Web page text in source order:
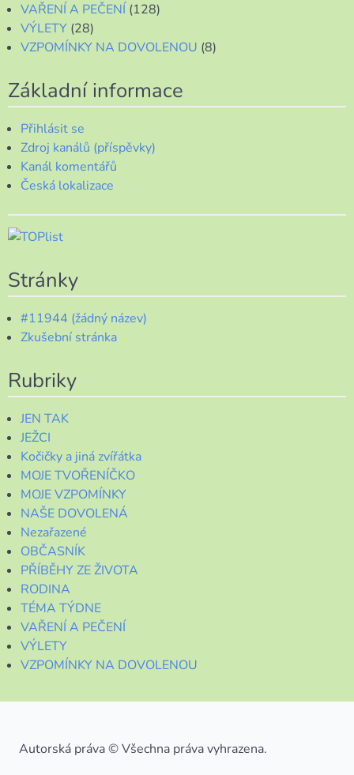
VAŘENÍ A PEČENÍ (128)
VÝLETY (28)
VZPOMÍNKY NA DOVOLENOU (8)
Základní informace
Přihlásit se
Zdroj kanálů (příspěvky)
Kanál komentářů
Česká lokalizace
Stránky
#11944 (žádný název)
Zkušební stránka
Rubriky
JEN TAK
JEŽCI
Kočičky a jiná zvířátka
MOJE TVOŘENÍČKO
MOJE VZPOMÍNKY
NAŠE DOVOLENÁ
Nezařazené
OBČASNÍK
PŘÍBĚHY ZE ŽIVOTA
RODINA
TÉMA TÝDNE
VAŘENÍ A PEČENÍ
VÝLETY
VZPOMÍNKY NA DOVOLENOU
Autorská práva © Všechna práva vyhrazena.